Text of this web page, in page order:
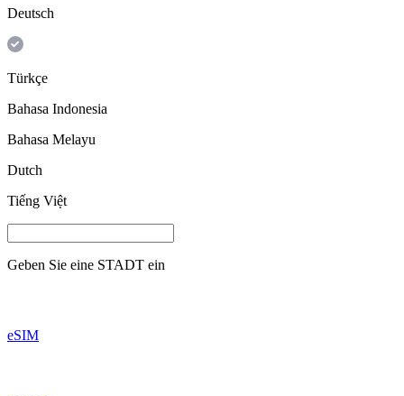
Deutsch
Türkçe
Bahasa Indonesia
Bahasa Melayu
Dutch
Tiếng Việt
Geben Sie eine STADT ein
eSIM